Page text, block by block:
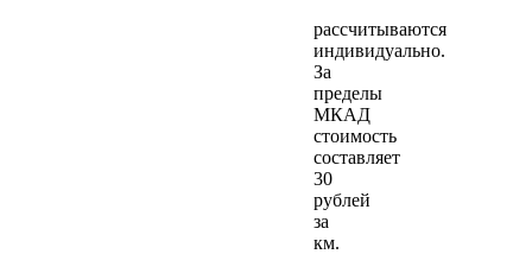
рассчитываются
индивидуально.
За
пределы
МКАД
стоимость
составляет
30
рублей
за
км.